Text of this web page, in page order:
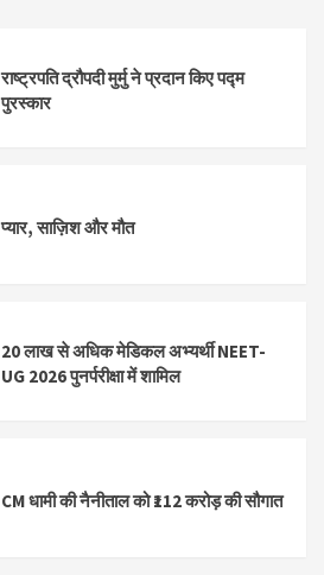
राष्ट्रपति द्रौपदी मुर्मु ने प्रदान किए पद्म
पुरस्कार
प्यार, साज़िश और मौत
20 लाख से अधिक मेडिकल अभ्यर्थी NEET-
UG 2026 पुनर्परीक्षा में शामिल
CM धामी की नैनीताल को ₹112 करोड़ की सौगात